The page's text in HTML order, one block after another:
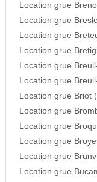
Location grue
Location grue
Location grue
Location grue
Location grue
Location grue
Location grue Briot
Location grue
Location grue
Location grue
Location grue
Location grue